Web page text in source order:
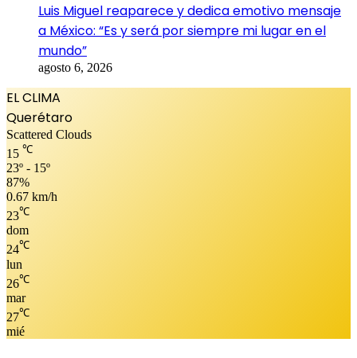
Luis Miguel reaparece y dedica emotivo mensaje
a México: “Es y será por siempre mi lugar en el
mundo”
agosto 6, 2026
EL CLIMA
Querétaro
Scattered Clouds
15 ℃
23º - 15º
87%
0.67 km/h
23℃
dom
24℃
lun
26℃
mar
27℃
mié